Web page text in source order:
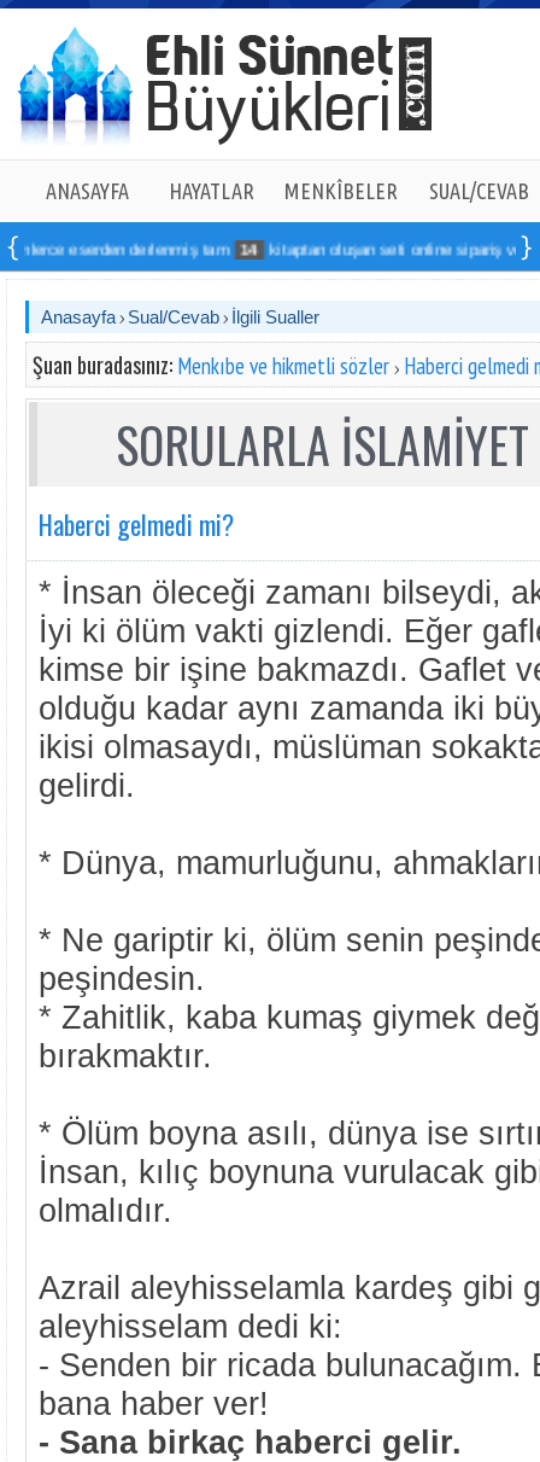
ANASAYFA HAYATLAR MENKÎBELER SUAL/CEVAB
eserden derlenmiş tam 14 kitaptan oluşan seti online sipariş
Anasayfa Sual/Cevab İlgili Sualler
Şuan buradasınız: Menkıbe ve hikmetli sözler Haberci gelmedi
SORULARLA
Haberci gelmedi mi?
* İnsan öleceği zamanı bilseydi,
İyi ki ölüm vakti gizlendi. Eğer
kimse bir işine bakmazdı. Gaflet
olduğu kadar aynı zamanda iki
ikisi olmasaydı, müslüman
gelirdi.
* Dünya, mamurluğunu,
* Ne gariptir ki, ölüm senin
peşindesin.
* Zahitlik, kaba kumaş giymek
bırakmaktır.
* Ölüm boyna asılı, dünya ise
İnsan, kılıç boynuna vurulacak
olmalıdır.
Azrail aleyhisselamla kardeş gibi
aleyhisselam dedi ki:
- Senden bir ricada bulunacağım.
bana haber ver!
- Sana birkaç haberci gelir.